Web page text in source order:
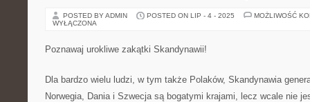
POSTED BY ADMIN POSTED ON LIP - 4 - 2025
MOŻLIWOŚĆ
WYŁĄCZONA
Poznawaj urokliwe zakątki Skandynawii!
Dla bardzo wielu ludzi, w tym także Polaków, Skandynawia
Norwegia, Dania i Szwecja są bogatymi krajami, lecz wcale nie